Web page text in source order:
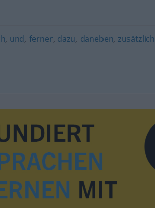
, und, ferner, dazu, daneben, zusätzlich